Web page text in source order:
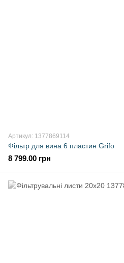
Артикул: 1377869114
Фільтр для вина 6 пластин Grifo
8 799.00 грн